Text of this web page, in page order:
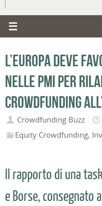
L’Europa deve
nelle PMI per
crowdfunding
Crowdfunding Buzz
Equity Crowdfunding,
Il rapporto di una
e Borse, consegnato